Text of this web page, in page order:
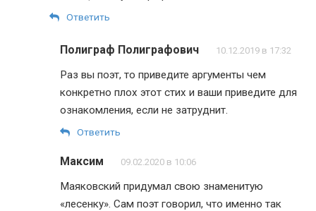
Ответить
Полиграф Полиграфович 10.12.2019 в 17:32
Раз вы поэт, то приведите аргументы чем
конкретно плох этот стих и ваши приведите для
ознакомления, если не затруднит.
Ответить
Максим 09.02.2020 в 10:06
Маяковский придумал свою знаменитую
«лесенку». Сам поэт говорил, что именно так